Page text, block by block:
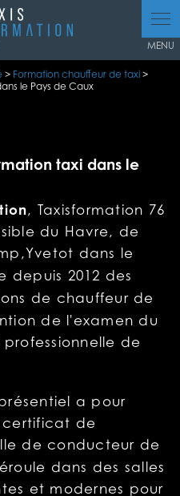
> Formation chauffeur de taxi >
le Pays de Caux
taxi dans le
, Taxisformation 76
du Havre, de
dans le
depuis 2012 des
de chauffeur de
de l'examen du
de
a pour
de
de conducteur de
dans des salles
et modernes pour